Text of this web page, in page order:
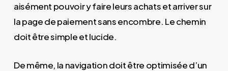
aisément pouvoir y faire leurs achats et arriver sur
la page de paiement sans encombre. Le chemin
doit être simple et lucide.
De même, la navigation doit être optimisée d’un